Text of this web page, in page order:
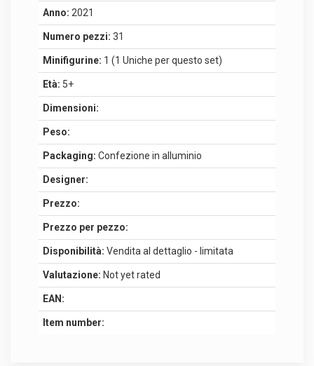
Anno: 2021
Numero pezzi: 31
Minifigurine: 1 (1 Uniche per questo set)
Età: 5+
Dimensioni:
Peso:
Packaging: Confezione in alluminio
Designer:
Prezzo:
Prezzo per pezzo:
Disponibilità: Vendita al dettaglio - limitata
Valutazione: Not yet rated
EAN:
Item number: